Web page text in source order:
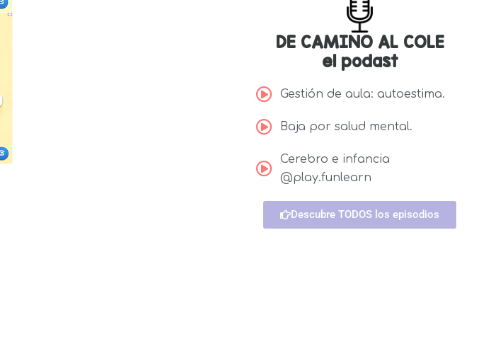
DE CAMINO AL COLE
el podast
Gestión de aula: autoestima.
Baja por salud mental.
Cerebro e infancia
@play.funlearn
Descubre TODOS los episodios